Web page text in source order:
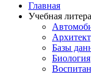
Главная
Учебная
Базы
Биология